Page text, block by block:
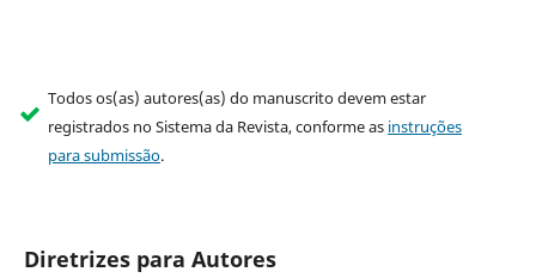
Todos os(as) autores(as) do manuscrito devem estar
registrados no Sistema da Revista, conforme as instruções
para submissão.
Diretrizes para Autores